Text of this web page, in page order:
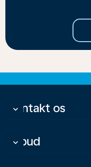
Kontakt os
keyboard_arrow_down
Tilbud
keyboard_arrow_down